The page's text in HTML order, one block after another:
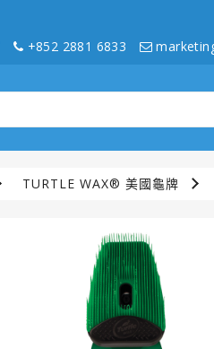
+852 2881 6833
TURTLE WAX® 美國龜牌